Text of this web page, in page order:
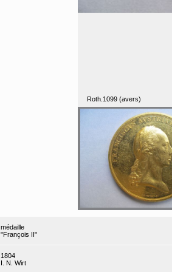
Roth.1099 (avers)
médaille
"François II"
1804
I. N. Wirt